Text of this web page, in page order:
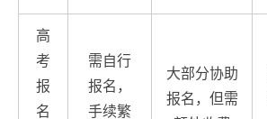
高
考
报
名
需自行
报名，
手续繁
大部分协助
报名，但需